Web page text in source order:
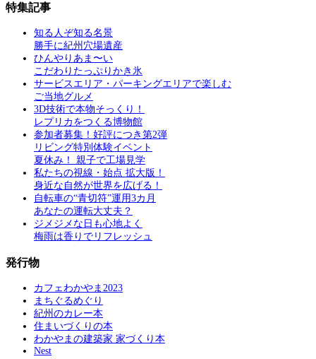
特集記事
知る人ぞ知る名景
勝手に紀州穴場遺産
ひんやりあま〜い
こだわりたっぷりかき氷
サービスエリア・パーキングエリアで楽しむ
ご当地グルメ
3D技術で本物そっくり！
レプリカをつくる博物館
参加者募集！好評につき第2弾
リビング特別体験イベント
夏休み！ 親子で工場見学
私たちの視線・始点 拡大版！
身近な自然が世界を広げる！
自転車の“青切符”運用3カ月
あなたの運転大丈夫？
ジメジメな日も心地よく
梅雨は香りでリフレッシュ
発行物
カフェわかやま2023
まちぐるめぐり
紀州のカレー本
住まいづくりの本
わかやまの建築家 家づくり本
Nest